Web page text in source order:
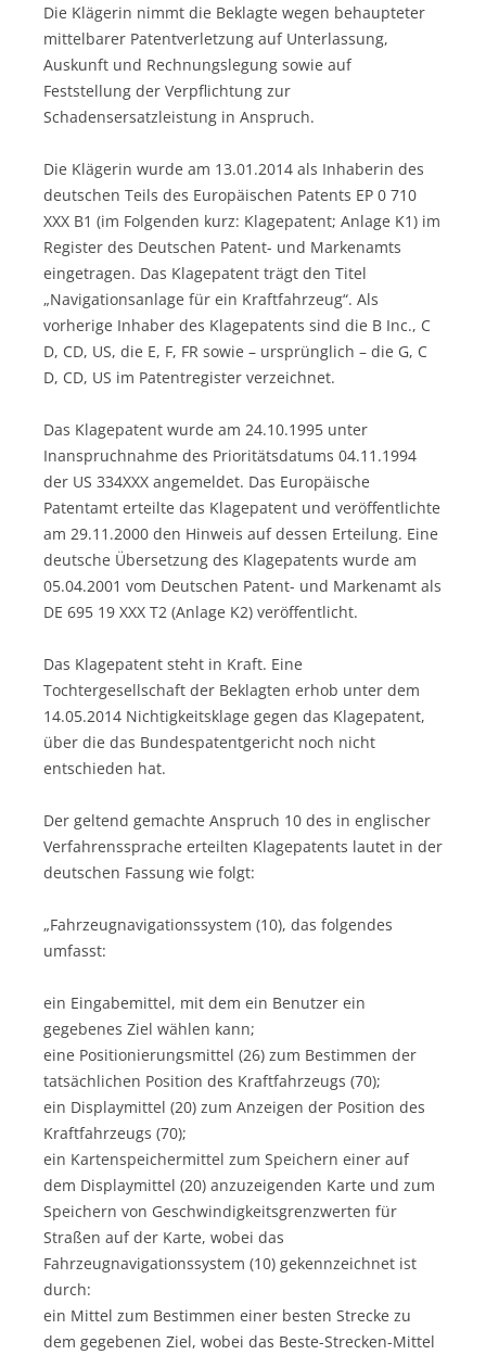
Die Klägerin nimmt die Beklagte wegen behaupteter
mittelbarer Patentverletzung auf Unterlassung,
Auskunft und Rechnungslegung sowie auf
Feststellung der Verpflichtung zur
Schadensersatzleistung in Anspruch.
Die Klägerin wurde am 13.01.2014 als Inhaberin des
deutschen Teils des Europäischen Patents EP 0 710
XXX B1 (im Folgenden kurz: Klagepatent; Anlage K1) im
Register des Deutschen Patent- und Markenamts
eingetragen. Das Klagepatent trägt den Titel
„Navigationsanlage für ein Kraftfahrzeug“. Als
vorherige Inhaber des Klagepatents sind die B Inc., C
D, CD, US, die E, F, FR sowie – ursprünglich – die G, C
D, CD, US im Patentregister verzeichnet.
Das Klagepatent wurde am 24.10.1995 unter
Inanspruchnahme des Prioritätsdatums 04.11.1994
der US 334XXX angemeldet. Das Europäische
Patentamt erteilte das Klagepatent und veröffentlichte
am 29.11.2000 den Hinweis auf dessen Erteilung. Eine
deutsche Übersetzung des Klagepatents wurde am
05.04.2001 vom Deutschen Patent- und Markenamt als
DE 695 19 XXX T2 (Anlage K2) veröffentlicht.
Das Klagepatent steht in Kraft. Eine
Tochtergesellschaft der Beklagten erhob unter dem
14.05.2014 Nichtigkeitsklage gegen das Klagepatent,
über die das Bundespatentgericht noch nicht
entschieden hat.
Der geltend gemachte Anspruch 10 des in englischer
Verfahrenssprache erteilten Klagepatents lautet in der
deutschen Fassung wie folgt:
„Fahrzeugnavigationssystem (10), das folgendes
umfasst:
ein Eingabemittel, mit dem ein Benutzer ein
gegebenes Ziel wählen kann;
eine Positionierungsmittel (26) zum Bestimmen der
tatsächlichen Position des Kraftfahrzeugs (70);
ein Displaymittel (20) zum Anzeigen der Position des
Kraftfahrzeugs (70);
ein Kartenspeichermittel zum Speichern einer auf
dem Displaymittel (20) anzuzeigenden Karte und zum
Speichern von Geschwindigkeitsgrenzwerten für
Straßen auf der Karte, wobei das
Fahrzeugnavigationssystem (10) gekennzeichnet ist
durch:
ein Mittel zum Bestimmen einer besten Strecke zu
dem gegebenen Ziel, wobei das Beste-Strecken-Mittel